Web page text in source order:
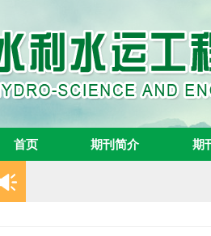
首页 期刊简介 期